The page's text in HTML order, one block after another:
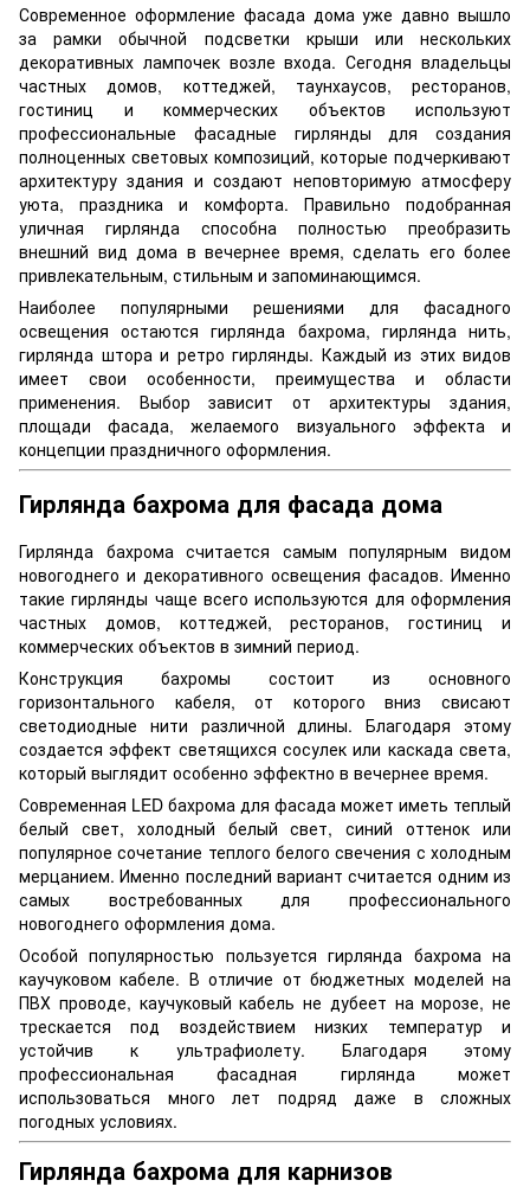
Современное оформление фасада дома уже давно вышло
за рамки обычной подсветки крыши или нескольких
декоративных лампочек возле входа. Сегодня владельцы
частных домов, коттеджей, таунхаусов, ресторанов,
гостиниц и коммерческих объектов используют
профессиональные фасадные гирлянды для создания
полноценных световых композиций, которые подчеркивают
архитектуру здания и создают неповторимую атмосферу
уюта, праздника и комфорта. Правильно подобранная
уличная гирлянда способна полностью преобразить
внешний вид дома в вечернее время, сделать его более
привлекательным, стильным и запоминающимся.
Наиболее популярными решениями для фасадного
освещения остаются гирлянда бахрома, гирлянда нить,
гирлянда штора и ретро гирлянды. Каждый из этих видов
имеет свои особенности, преимущества и области
применения. Выбор зависит от архитектуры здания,
площади фасада, желаемого визуального эффекта и
концепции праздничного оформления.
Гирлянда бахрома для фасада дома
Гирлянда бахрома считается самым популярным видом
новогоднего и декоративного освещения фасадов. Именно
такие гирлянды чаще всего используются для оформления
частных домов, коттеджей, ресторанов, гостиниц и
коммерческих объектов в зимний период.
Конструкция бахромы состоит из основного
горизонтального кабеля, от которого вниз свисают
светодиодные нити различной длины. Благодаря этому
создается эффект светящихся сосулек или каскада света,
который выглядит особенно эффектно в вечернее время.
Современная LED бахрома для фасада может иметь теплый
белый свет, холодный белый свет, синий оттенок или
популярное сочетание теплого белого свечения с холодным
мерцанием. Именно последний вариант считается одним из
самых востребованных для профессионального
новогоднего оформления дома.
Особой популярностью пользуется гирлянда бахрома на
каучуковом кабеле. В отличие от бюджетных моделей на
ПВХ проводе, каучуковый кабель не дубеет на морозе, не
трескается под воздействием низких температур и
устойчив к ультрафиолету. Благодаря этому
профессиональная фасадная гирлянда может
использоваться много лет подряд даже в сложных
погодных условиях.
Гирлянда бахрома для карнизов